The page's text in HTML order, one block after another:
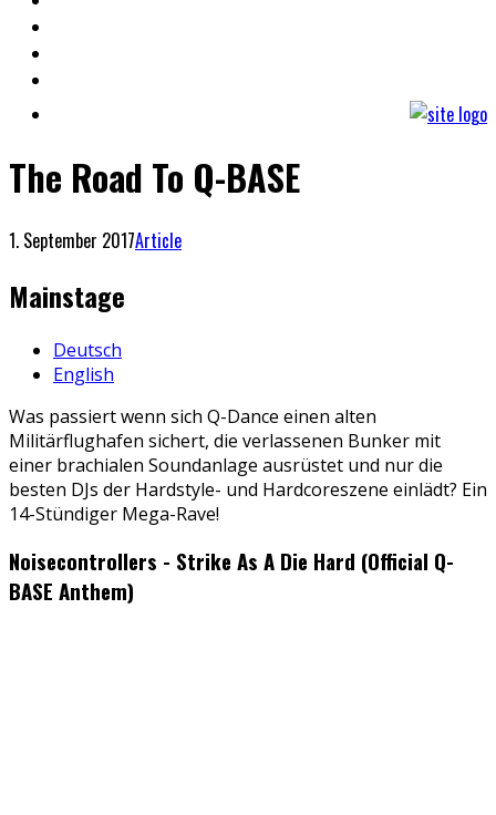
The Road To Q-BASE
1. September 2017Article
Mainstage
Deutsch
English
Was passiert wenn sich Q-Dance einen alten
Militärflughafen sichert, die verlassenen Bunker mit
einer brachialen Soundanlage ausrüstet und nur die
besten DJs der Hardstyle- und Hardcoreszene einlädt? Ein
14-Stündiger Mega-Rave!
Noisecontrollers - Strike As A Die Hard (Official Q-
BASE Anthem)